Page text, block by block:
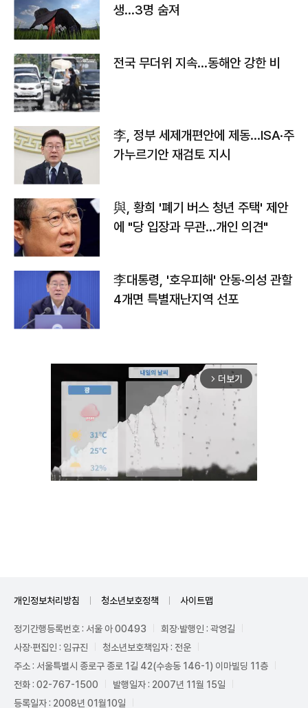
생…3명 숨져
전국 무더위 지속…동해안 강한 비
李, 정부 세제개편안에 제동…ISA·주
가누르기안 재검토 지시
與, 황희 '폐기 버스 청년 주택' 제안
에 "당 입장과 무관…개인 의견"
李대통령, '호우피해' 안동·의성 관할
4개면 특별재난지역 선포
arrow_forward_ios 더보기
개인정보처리방침 청소년보호정책 사이트맵
정기간행등록번호 : 서울 아 00493
회장·발행인 : 곽영길
사장·편집인 : 임규진
청소년보호책임자 : 전운
주소 : 서울특별시 종로구 종로 1길 42(수송동 146-1) 이마빌딩 11층
전화 : 02-767-1500
발행일자 : 2007년 11월 15일
등록일자 : 2008년 01월10일